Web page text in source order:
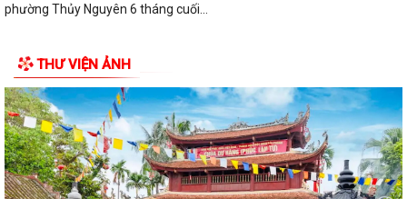
phường Thủy Nguyên 6 tháng cuối...
THÂN NHÂN LIỆT SĨ CHƯA XÁC ĐỊNH DANH TÍNH
PHƯỜNG THỦY NGUYÊN TRIỂN KHAI VẬN ĐỘNG ỦNG HỘ QUỸ "ĐỀN ƠN
ĐÁP NGHĨA" NĂM 2026
THÔNG TIN VỀ VIỆC SẮP XẾP, TỔ CHỨC LẠI CÁC TỔ DÂN PHỐ TRÊN
ĐỊA BÀN PHƯỜNG THỦY NGUYÊN
THƯ VIỆN ẢNH